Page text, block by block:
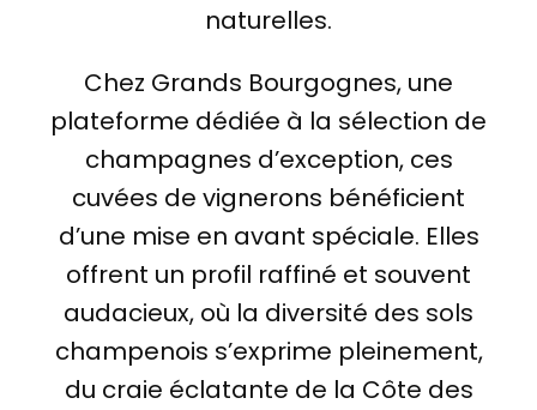
naturelles.
Chez Grands Bourgognes, une
plateforme dédiée à la sélection de
champagnes d’exception, ces
cuvées de vignerons bénéficient
d’une mise en avant spéciale. Elles
offrent un profil raffiné et souvent
audacieux, où la diversité des sols
champenois s’exprime pleinement,
du craie éclatante de la Côte des